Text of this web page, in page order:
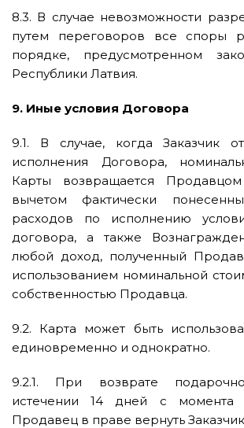
8.3. В случае невозможности
путем переговоров все споры
порядке, предусмотренном
Республики Латвия.
9. Иные условия Договора
9.1. В случае, когда Заказчик
исполнения Договора,
Карты возвращается Продавцом
вычетом фактически
расходов по исполнению
договора, а также
любой доход, полученный
использованием номинальной
собственностью Продавца.
9.2. Карта может быть
единовременно и однократно.
9.2.1. При возврате
истечении 14 дней с момента
Продавец в праве вернуть